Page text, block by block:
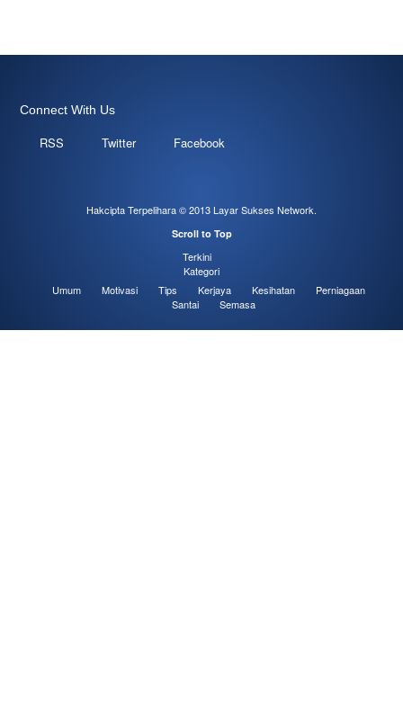
Connect With Us
RSS Twitter Facebook
Hakcipta Terpelihara © 2013Layar Sukses Network.
Scroll to Top
Terkini
Kategori
Umum
Motivasi Tips Kerjaya Kesihatan
Perniagaan
Santai
Semasa